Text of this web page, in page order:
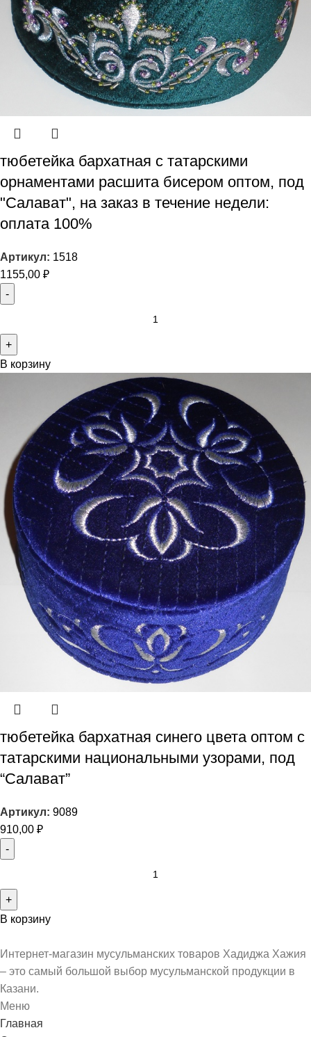
тюбетейка бархатная с татарскими
орнаментами расшита бисером оптом, под
"Салават", на заказ в течение недели:
оплата 100%
Артикул: 1518
1155,00 ₽
В корзину
тюбетейка бархатная синего цвета оптом с
татарскими национальными узорами, под
“Салават”
Артикул: 9089
910,00 ₽
В корзину
Интернет-магазин мусульманских товаров Хадиджа Хажия
– это самый большой выбор мусульманской продукции в
Казани.
Меню
Главная